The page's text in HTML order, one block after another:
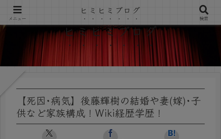
ヒミヒミブログ
【死因･病気】後藤輝樹の結婚や妻(嫁)･子
供など家族構成！Wiki経歴学歴！
メニュー
ヒミヒミブログ
検索